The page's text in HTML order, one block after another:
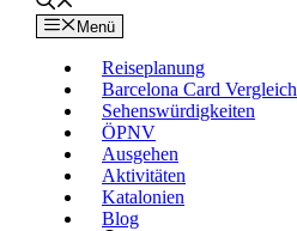
Menü
Reiseplanung
Barcelona Card Vergleich
Sehenswürdigkeiten
ÖPNV
Ausgehen
Aktivitäten
Katalonien
Blog